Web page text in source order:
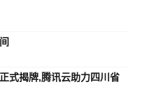
式揭牌,腾讯云助力四川省